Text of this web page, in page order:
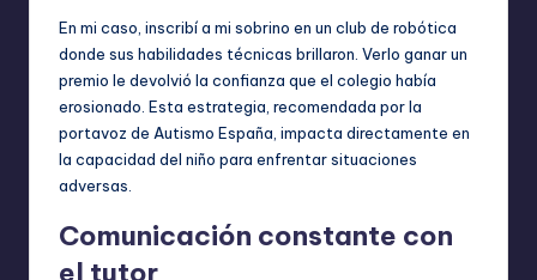
En mi caso, inscribí a mi sobrino en un club de robótica
donde sus habilidades técnicas brillaron. Verlo ganar un
premio le devolvió la confianza que el colegio había
erosionado. Esta estrategia, recomendada por la
portavoz de Autismo España, impacta directamente en
la capacidad del niño para enfrentar situaciones
adversas.
Comunicación constante con
el tutor